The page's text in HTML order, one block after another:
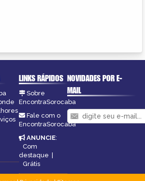
LINKS RÁPIDOS
Sobre
EncontraSorocaba
Fale com o
EncontraSorocaba
ANUNCIE:
Com
destaque |
Grátis
NOVIDADES POR E-
MAIL